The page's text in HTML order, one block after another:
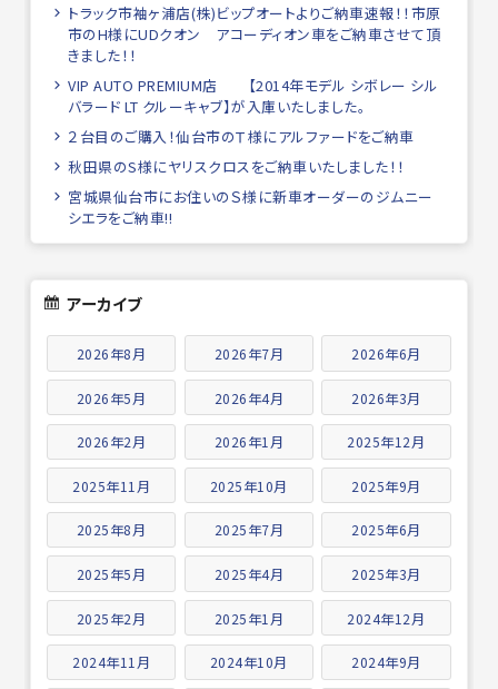
トラック市袖ヶ浦店(株)ビップオートよりご納車速報！！市原
市のH様にUDクオン アコーディオン車をご納車させて頂
きました！！
VIP AUTO PREMIUM店 【2014年モデル シボレー シル
バラード LT クルーキャブ】が入庫いたしました。
２台目のご購入！仙台市のＴ様にアルファードをご納車
秋田県のS様にヤリスクロスをご納車いたしました！！
宮城県仙台市にお住いのＳ様に新車オーダーのジムニー
シエラをご納車!!
アーカイブ
2026年8月 2026年7月 2026年6月
2026年5月 2026年4月 2026年3月
2026年2月 2026年1月 2025年12月
2025年11月 2025年10月 2025年9月
2025年8月 2025年7月 2025年6月
2025年5月 2025年4月 2025年3月
2025年2月 2025年1月 2024年12月
2024年11月 2024年10月 2024年9月